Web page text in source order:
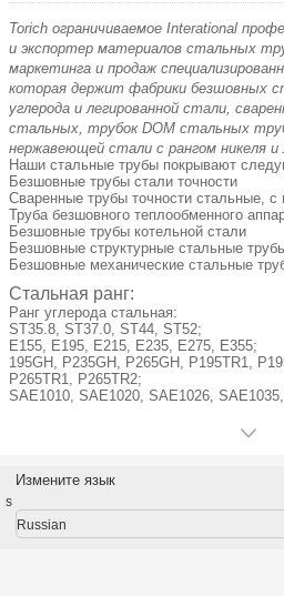
Torich ограничиваемое Interational
и экспортер материалов стальных
маркетинга и продаж
которая держит фабрики безшовных
углерода и легированной стали,
стальных, трубок DOM стальных
нержавеющей стали с рангом никеля и
Наши стальные трубы покрывают
Безшовные трубы стали точности
Сваренные трубы точности стальные, с
Труба безшовного теплообменного
Безшовные трубы котельной стали
Безшовные структурные стальные
Безшовные механические стальные
Безшовные трубки нержавеющей стали
Сваренные трубки нержавеющей стали
Безшовные трубки & трубы
Сваренные трубки & трубы
Безшовные трубки & трубы стали
Трубки & трубы легированной стали
Стальная ранг:
Ранг углерода стальная:
ST35.8, ST37.0, ST44, ST52;
E155, E195, E215, E235, E275, E355;
195GH, P235GH, P265GH, P195TR1,
P265TR1, P265TR2;
SAE1010, SAE1020, SAE1026,
T2, T5, T9, T11, T12, T17, T21, T22, T91,
SAE4130, SAE4140, 40Cr, 40Cr4,
25CrMo4, 35CrMo, 35CrMo4, 42CrMo4,
20MnV6,20CrMn;
Измените язык
s
Russian